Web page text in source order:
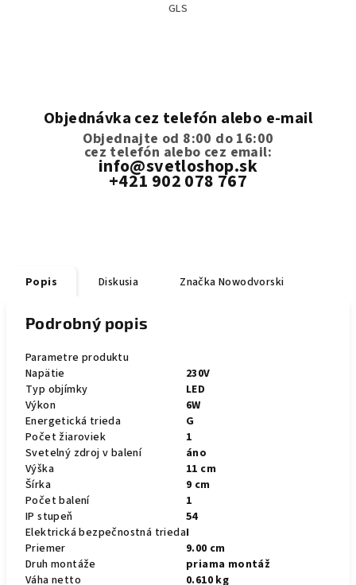
GLS
Objednávka cez telefón alebo e-mail
Objednajte od 8:00 do 16:00
cez telefón alebo cez email:
info@svetloshop.sk
+421 902 078 767
Popis Diskusia Značka Nowodvorski
Podrobný popis
Parametre produktu
Napätie
230V
Typ objímky
LED
Výkon
6W
Energetická trieda
G
Počet žiaroviek
1
Svetelný zdroj v balení
áno
Výška
11 cm
Šírka
9 cm
Počet balení
1
IP stupeň
54
Elektrická bezpečnostná triedaI
Priemer
9.00 cm
Druh montáže
priama montáž
Váha netto
0.610 kg